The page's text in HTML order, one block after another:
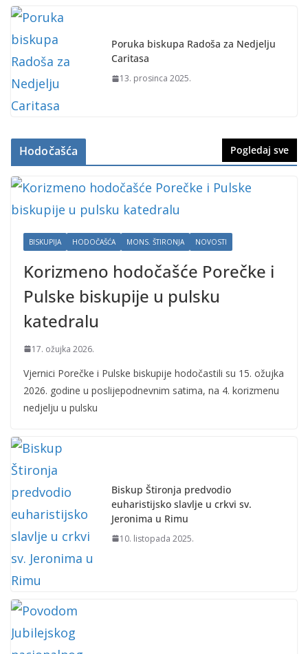
Poruka biskupa Radoša za Nedjelju
Caritasa
13. prosinca 2025.
Hodočašća Pogledaj sve
BISKUPIJA HODOČAŠĆA MONS. ŠTIRONJA NOVOSTI
Korizmeno hodočašće Porečke i
Pulske biskupije u pulsku
katedralu
17. ožujka 2026.
Vjernici Porečke i Pulske biskupije hodočastili su 15. ožujka
2026. godine u poslijepodnevnim satima, na 4. korizmenu
nedjelju u pulsku
Biskup Štironja predvodio
euharistijsko slavlje u crkvi sv.
Jeronima u Rimu
10. listopada 2025.